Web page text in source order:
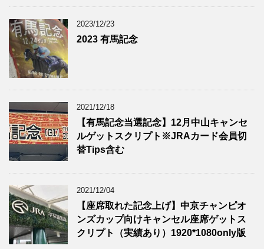
2023/12/23
2023 有馬記念
2021/12/18
【有馬記念当選記念】12月中山キャンセ
ルゲットスクリプト※JRAカード会員切
替Tips含む
2021/12/04
【座席取れた記念上げ】中京チャンピオ
ンズカップ向けキャンセル座席ゲットス
クリプト（実績あり）1920*1080only版